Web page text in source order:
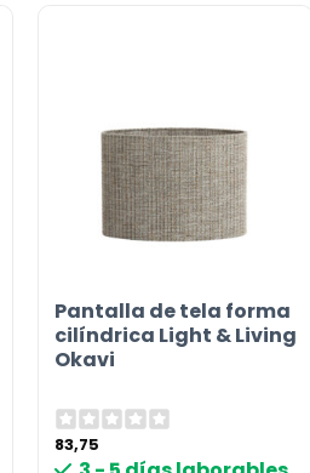
Pantalla de tela forma
cilíndrica Light & Living
Okavi
83,75